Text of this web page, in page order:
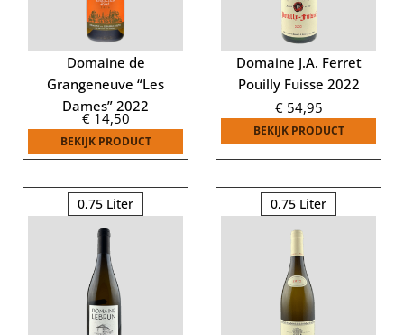
Domaine de
Grangeneuve “Les
Dames” 2022
€14,50
BEKIJK PRODUCT
Domaine J.A. Ferret
Pouilly Fuisse 2022
€54,95
BEKIJK PRODUCT
0,75 Liter 0,75 Liter